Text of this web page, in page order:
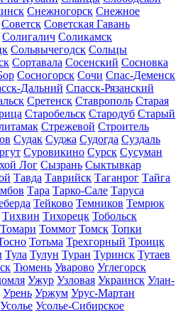
Снежногорск Снежное
Советск Советская Гавань
Солигалич Соликамск
Сольвычегодск Сольцы
Сортавала Сосенский Сосновка
Сосногорск Сочи Спас-Деменск
Дальний Спасск-Рязанский
Сретенск Ставрополь Старая
Старобельск Стародуб Старый
Стрежевой Строитель
Судак Суджа Судогда Суздаль
Суровикино Сурск Сусуман
Лог Сызрань Сыктывкар
Тавда Таврийск Таганрог Тайга
Тара Тарко-Сале Таруса
Тейково Темников Темрюк
Тихвин Тихорецк Тобольск
Томари Томмот Томск Топки
Тотьма Трехгорный Троицк
Тула Тулун Туран Туринск Тутаев
Тюмень Уварово Углегорск
Ужур Узловая Украинск Улан-
Урень Уржум Урус-Мартан
Усолье Усолье-Сибирское